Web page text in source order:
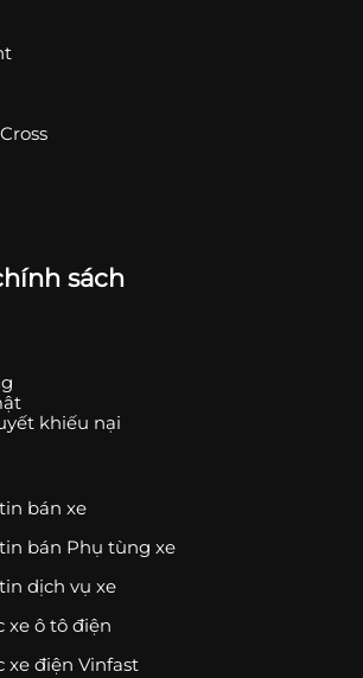
sách
khiếu nại
bán xe
bán Phụ tùng xe
dịch vụ xe
xe ô tô điện
xe điện Vinfast